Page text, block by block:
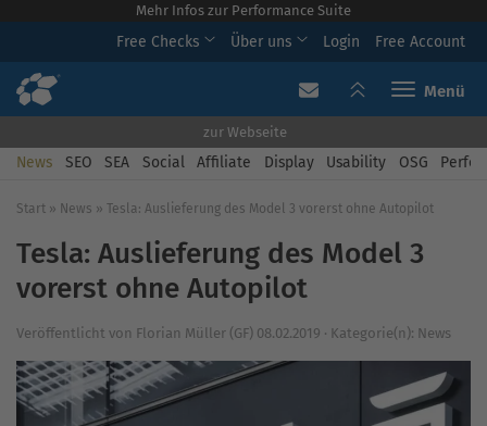
Mehr Infos zur Performance Suite
Free Checks Über uns Login Free Account
Toggle
zur Webseite
News SEO SEA Social Affiliate Display Usability OSG
Start » News » Tesla: Auslieferung des Model 3 vorerst ohne Autopilot
Tesla: Auslieferung des Model 3
vorerst ohne Autopilot
Veröffentlicht von Florian Müller (GF) 08.02.2019 · Kategorie(n): News